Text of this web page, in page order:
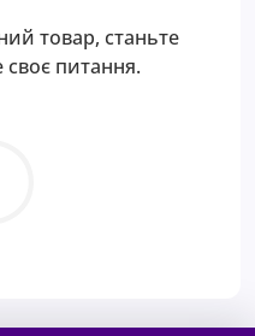
товар, станьте
питання.